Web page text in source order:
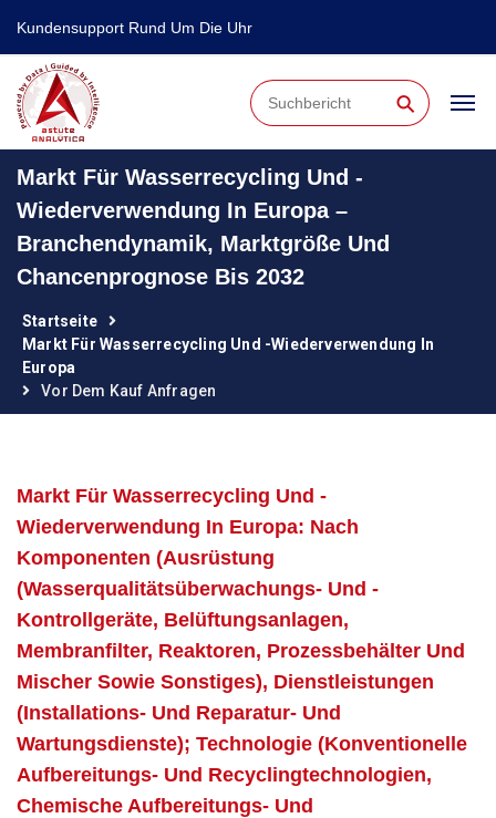
Kundensupport Rund Um Die Uhr
⚲
Markt Für Wasserrecycling Und -
Wiederverwendung In Europa –
Branchendynamik, Marktgröße Und
Chancenprognose Bis 2032
Startseite
Markt Für Wasserrecycling Und -wiederverwendung In
Europa
Vor Dem Kauf Anfragen
Markt Für Wasserrecycling Und -
Wiederverwendung In Europa: Nach
Komponenten (Ausrüstung
(Wasserqualitätsüberwachungs- Und -
Kontrollgeräte, Belüftungsanlagen,
Membranfilter, Reaktoren, Prozessbehälter Und
Mischer Sowie Sonstiges), Dienstleistungen
(Installations- Und Reparatur- Und
Wartungsdienste); Technologie (Konventionelle
Aufbereitungs- Und Recyclingtechnologien,
Chemische Aufbereitungs- Und